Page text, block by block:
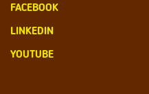
FACEBOOK
LINKEDIN
YOUTUBE